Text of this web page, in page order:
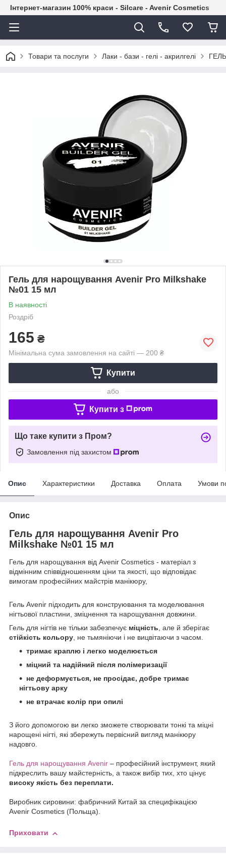
Інтернет-магазин 100% краси - Silcare - Avenir Cosmetics
Товари та послуги Лаки - бази - гелі - акрилгелі
Гель для нарощування Avenir Pro Milkshake
№01 15 мл
В наявності
Роздріб
165 ₴
Мінімальна сума замовлення на сайті — 200 ₴
Купити
або
Купити з
Що таке купити з Пром?
Замовлення під захистом
Опис Характеристики Доставка Оплата Умови
Опис
Гель для нарощування Avenir Pro
Milkshake №01 15 мл
Гель для нарощування від Avenir Cosmetics - матеріал з
відмінним співвідношенням ціни та якості, що відповідає
вимогам професійних майстрів манікюру,
Гель Avenir підходить для конструювання та моделювання
нігтьової пластини, зміцнення та нарощування довжини.
Гель для нігтів не тільки забезпечує міцність, але й зберігає
стійкість кольору, не тьмяніючи і не вицвітаючи з часом.
тримає краплю і легко моделюється
міцний та надійний після полімеризації
не деформується, не просідає, добре тримає
нігтьову арку
не втрачає колір при опилі
З його допомогою ви легко зможете створювати тонкі та міцні
нарощені нігті, які збережуть первісний вигляд манікюру
надовго.
Гель для нарощування Avenir – професійний інструмент, який
підкреслить вашу майстерність, а також вибір тих, хто цінує
високу якість без переплати.
Виробник сировини: фабричний Китай за специфікацією
Avenir Cosmetics (Польща).
Приховати